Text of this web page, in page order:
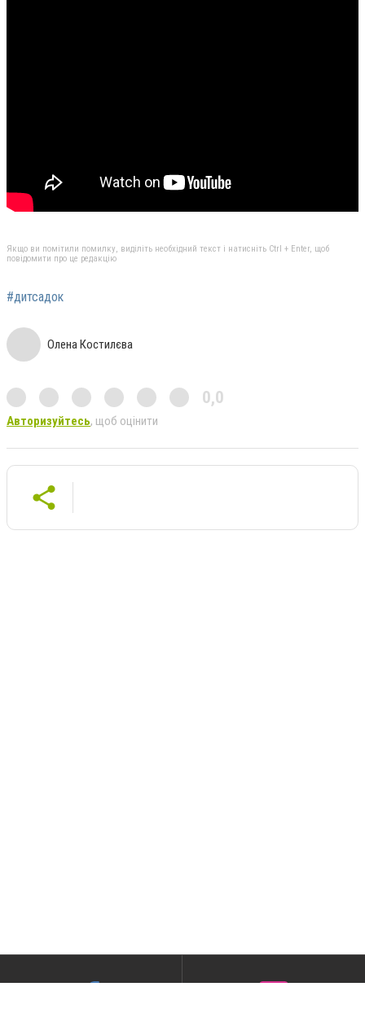
Якщо ви помітили помилку, виділіть необхідний текст і натисніть Ctrl + Enter, щоб
повідомити про це редакцію
#дитсадок
Олена Костилєва
0,0
Авторизуйтесь, щоб оцінити